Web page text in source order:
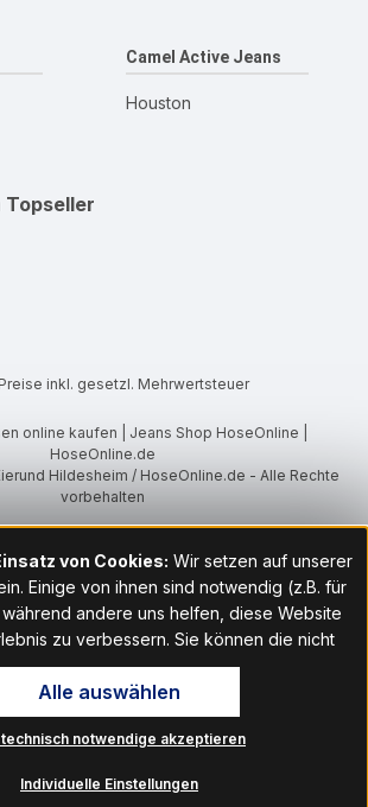
Camel Active Jeans
Houston
Topseller
inkl. gesetzl. Mehrwertsteuer
online kaufen | Jeans Shop HoseOnline |
HoseOnline.de
Hildesheim / HoseOnline.de - Alle Rechte
vorbehalten
von Cookies: Wir setzen auf unserer
Einige von ihnen sind notwendig (z.B. für
andere uns helfen, diese Website
zu verbessern. Sie können die nicht
mit Klick auf „OK“ akzeptieren oder per
notwendige akzeptieren" ablehnen. Den
Einstellungen finden Sie im Fußbereich
Menüpunkt „Informationen“. Dort können Sie
technisch notwendige akzeptieren
Individuelle Einstellungen
Alle auswählen